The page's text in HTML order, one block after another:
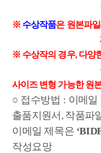
※ 수상작품은 원본파일
※ 수상작의 경우, 다양
사이즈 변형 가능한 원
○ 접수방법 : 이메일
출품지원서 , 작품파
이메일 제목은
작성요망